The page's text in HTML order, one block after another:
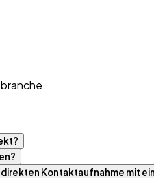
Kontaktaufnahme mit